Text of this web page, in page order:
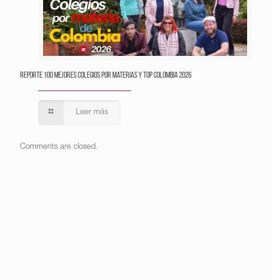
Reporte 100 Mejores Colegios por Materias y Top Colombia 2026
Leer más
Comments are closed.